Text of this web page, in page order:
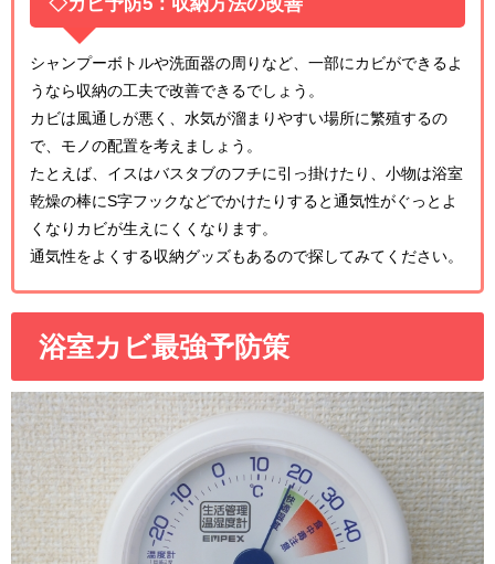
シャンプーボトルや洗面器の周りなど、一部にカビができるよ
うなら収納の工夫で改善できるでしょう。
カビは風通しが悪く、水気が溜まりやすい場所に繁殖するの
で、モノの配置を考えましょう。
たとえば、イスはバスタブのフチに引っ掛けたり、小物は浴室
乾燥の棒にS字フックなどでかけたりすると通気性がぐっとよ
くなりカビが生えにくくなります。
通気性をよくする収納グッズもあるので探してみてください。
浴室カビ最強予防策